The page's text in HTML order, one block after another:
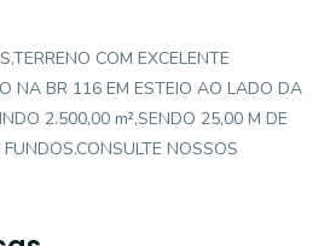
COM EXCELENTE
NA BR 116 EM ESTEIO AO LADO DA
2.500,00 m²,SENDO 25,00 M DE
NOSSOS